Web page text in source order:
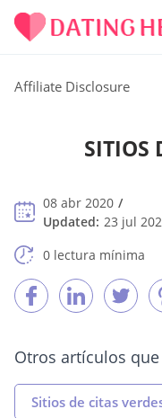
Affiliate Disclosure
SITIOS
08 abr 2020
Updated: 23 jul
0 lectura mínima
Otros artículos
Sitios de citas